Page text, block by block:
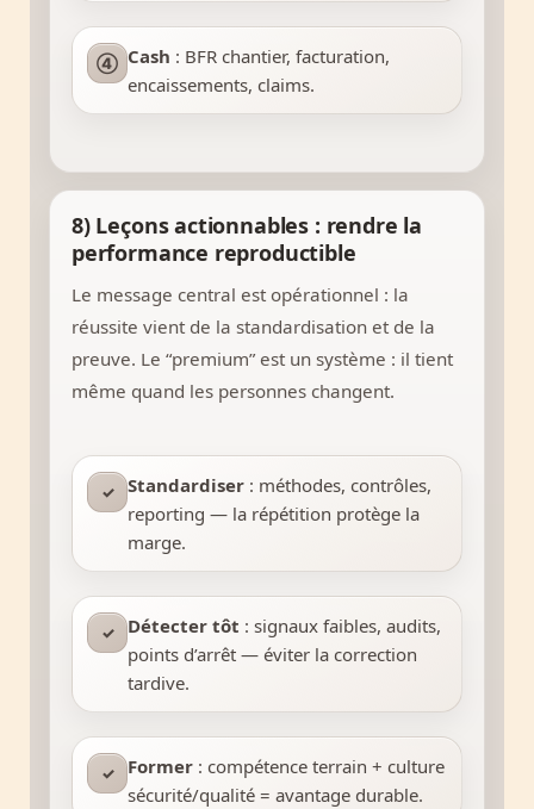
④ Cash : BFR chantier, facturation,
encaissements, claims.
8) Leçons actionnables : rendre la
performance reproductible
Le message central est opérationnel : la
réussite vient de la standardisation et de la
preuve. Le “premium” est un système : il tient
même quand les personnes changent.
✓ Standardiser : méthodes, contrôles,
reporting — la répétition protège la
marge.
✓ Détecter tôt : signaux faibles, audits,
points d’arrêt — éviter la correction
tardive.
✓ Former : compétence terrain + culture
sécurité/qualité = avantage durable.